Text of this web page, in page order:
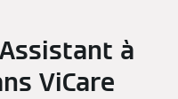
à
ViCare